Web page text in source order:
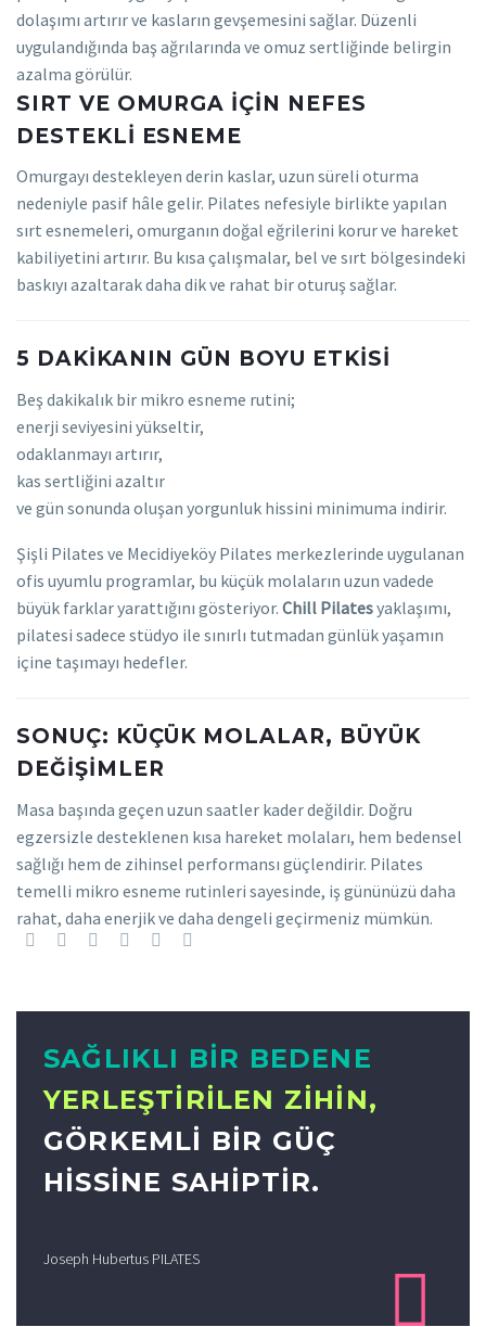
dolaşımı artırır ve kasların gevşemesini sağlar. Düzenli
uygulandığında baş ağrılarında ve omuz sertliğinde belirgin
azalma görülür.
SIRT VE OMURGA IÇIN NEFES
DESTEKLI ESNEME
Omurgayı destekleyen derin kaslar, uzun süreli oturma
nedeniyle pasif hâle gelir. Pilates nefesiyle birlikte yapılan
sırt esnemeleri, omurganın doğal eğrilerini korur ve hareket
kabiliyetini artırır. Bu kısa çalışmalar, bel ve sırt bölgesindeki
baskıyı azaltarak daha dik ve rahat bir oturuş sağlar.
5 DAKIKANIN GÜN BOYU ETKISI
Beş dakikalık bir mikro esneme rutini;
enerji seviyesini yükseltir,
odaklanmayı artırır,
kas sertliğini azaltır
ve gün sonunda oluşan yorgunluk hissini minimuma indirir.
Şişli Pilates ve Mecidiyeköy Pilates merkezlerinde uygulanan
ofis uyumlu programlar, bu küçük molaların uzun vadede
büyük farklar yarattığını gösteriyor. Chill Pilatesyaklaşımı,
pilatesi sadece stüdyo ile sınırlı tutmadan günlük yaşamın
içine taşımayı hedefler.
SONUÇ: KÜÇÜK MOLALAR, BÜYÜK
DEĞIŞIMLER
Masa başında geçen uzun saatler kader değildir. Doğru
egzersizle desteklenen kısa hareket molaları, hem bedensel
sağlığı hem de zihinsel performansı güçlendirir. Pilates
temelli mikro esneme rutinleri sayesinde, iş gününüzü daha
rahat, daha enerjik ve daha dengeli geçirmeniz mümkün.
SAĞLIKLI BIR BEDENE
YERLEŞTIRILEN ZIHIN,
GÖRKEMLI BIR GÜÇ
HISSINE SAHIPTIR.
Joseph Hubertus PILATES
